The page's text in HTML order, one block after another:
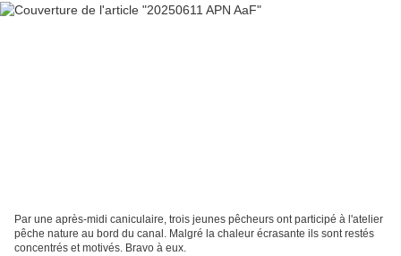
Par une après-midi caniculaire, trois jeunes pêcheurs ont participé à l'atelier
pêche nature au bord du canal. Malgré la chaleur écrasante ils sont restés
concentrés et motivés. Bravo à eux.